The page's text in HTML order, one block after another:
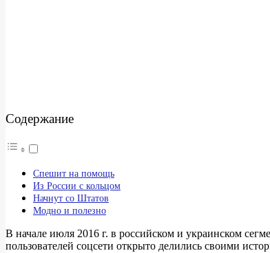
Содержание
Спешит на помощь
Из России с кольцом
Начнут со Штатов
Модно и полезно
В начале июля 2016 г. в российском и украинском
пользователей соцсети открыто делились своими